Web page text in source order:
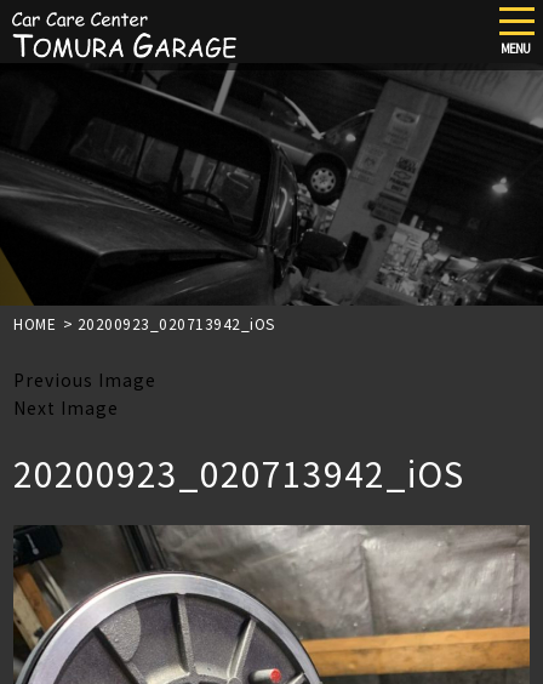
content
MENU
HOME > 20200923_020713942_iOS
Previous Image
Next Image
20200923_020713942_iOS